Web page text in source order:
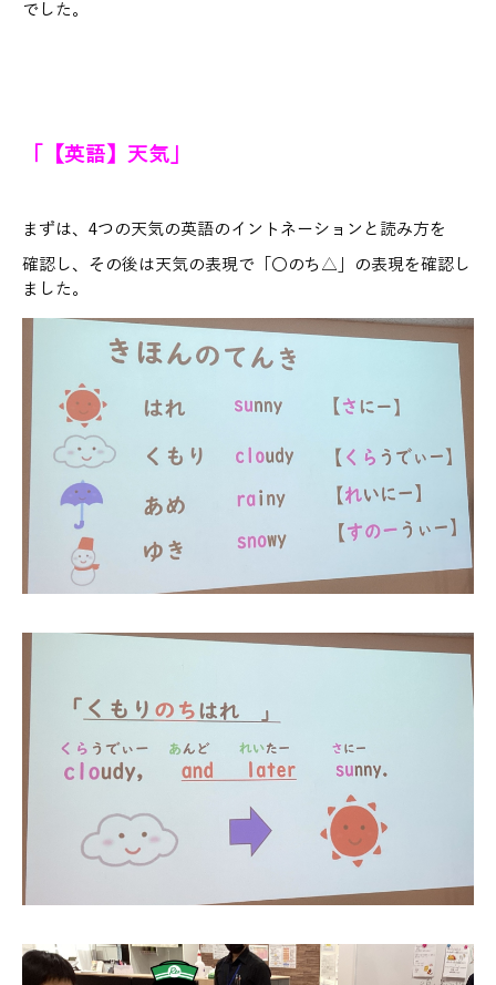
でした。
「【英語】天気」
まずは、4つの天気の英語のイントネーションと読み方を
確認し、その後は天気の表現で「〇のち△」の表現を確認し
ました。